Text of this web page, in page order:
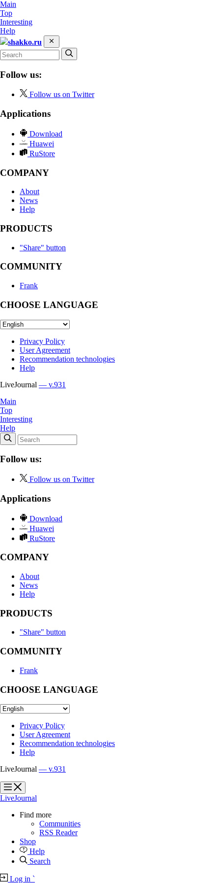
Main
Top
Interesting
Help
shakko.ru
Follow us:
Follow us on Twitter
Applications
Download
Huawei
RuStore
COMPANY
About
News
Help
PRODUCTS
"Share" button
COMMUNITY
Frank
CHOOSE LANGUAGE
Privacy Policy
User Agreement
Recommendation technologies
Help
LiveJournal — v.931
Main
Top
Interesting
Help
Follow us:
Follow us on Twitter
Applications
Download
Huawei
RuStore
COMPANY
About
News
Help
PRODUCTS
"Share" button
COMMUNITY
Frank
CHOOSE LANGUAGE
Privacy Policy
User Agreement
Recommendation technologies
Help
LiveJournal — v.931
?
?
LiveJournal
Find more
Communities
RSS Reader
Shop
Help
Search
Log in `